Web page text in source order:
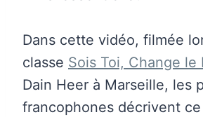
Dans cette vidéo, filmée
classe Sois Toi, Change le
Dain Heer à Marseille, les
francophones décrivent